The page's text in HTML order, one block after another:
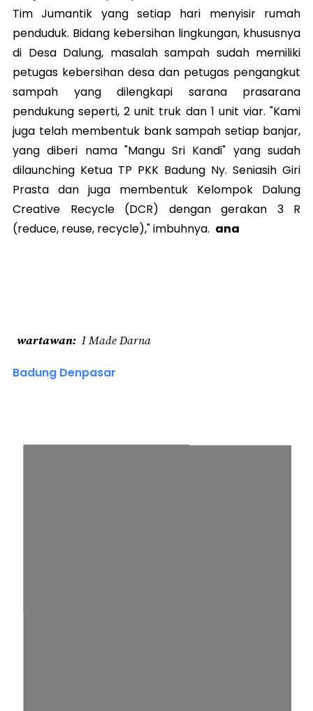
Tim Jumantik yang setiap hari menyisir rumah
penduduk. Bidang kebersihan lingkungan, khususnya
di Desa Dalung, masalah sampah sudah memiliki
petugas kebersihan desa dan petugas pengangkut
sampah yang dilengkapi sarana prasarana
pendukung seperti, 2 unit truk dan 1 unit viar. "Kami
juga telah membentuk bank sampah setiap banjar,
yang diberi nama "Mangu Sri Kandi" yang sudah
dilaunching Ketua TP PKK Badung Ny. Seniasih Giri
Prasta dan juga membentuk Kelompok Dalung
Creative Recycle (DCR) dengan gerakan 3 R
(reduce, reuse, recycle)," imbuhnya. ana
wartawan I Made Darna
Badung Denpasar